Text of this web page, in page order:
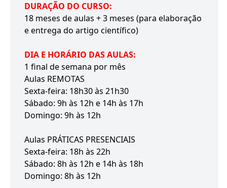
DURAÇÃO DO CURSO:
18 meses de aulas + 3 meses (para elaboração
e entrega do artigo científico)
DIA E HORÁRIO DAS AULAS:
1 final de semana por mês
Aulas REMOTAS
Sexta-feira: 18h30 às 21h30
Sábado: 9h às 12h e 14h às 17h
Domingo: 9h às 12h
Aulas PRÁTICAS PRESENCIAIS
Sexta-feira: 18h às 22h
Sábado: 8h às 12h e 14h às 18h
Domingo: 8h às 12h